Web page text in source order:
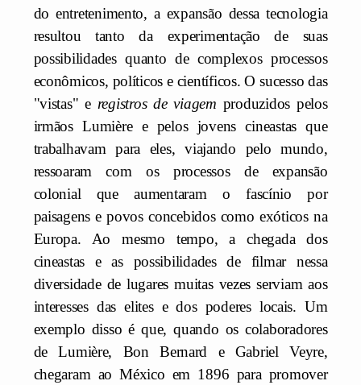
do entretenimento, a expansão dessa tecnologia
resultou tanto da experimentação de suas
possibilidades quanto de complexos processos
econômicos, políticos e científicos. O sucesso das
"vistas" e registros de viagem produzidos pelos
irmãos Lumière e pelos jovens cineastas que
trabalhavam para eles, viajando pelo mundo,
ressoaram com os processos de expansão
colonial que aumentaram o fascínio por
paisagens e povos concebidos como exóticos na
Europa. Ao mesmo tempo, a chegada dos
cineastas e as possibilidades de filmar nessa
diversidade de lugares muitas vezes serviam aos
interesses das elites e dos poderes locais. Um
exemplo disso é que, quando os colaboradores
de Lumière, Bon Bernard e Gabriel Veyre,
chegaram ao México em 1896 para promover